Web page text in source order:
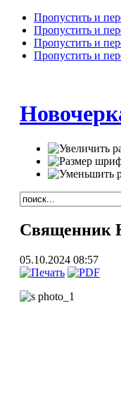
Пропустить и
Пропустить и
Пропустить и
Пропустить и
Священник
05.10.2024 08:57